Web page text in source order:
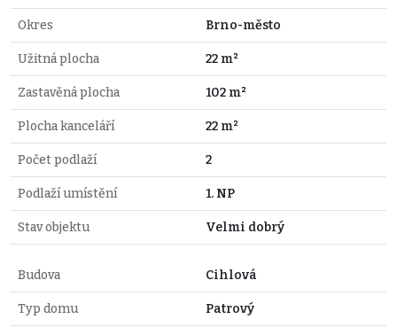
Okres Brno-město
Užitná plocha 22 m²
Zastavěná plocha 102 m²
Plocha kanceláří 22 m²
Počet podlaží 2
Podlaží umístění 1. NP
Stav objektu Velmi dobrý
Budova Cihlová
Typ domu Patrový